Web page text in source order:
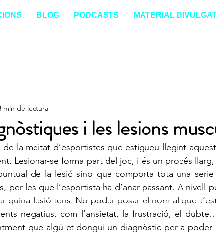
BLOG PODCASTS MATERIAL
i les lesions
min de lectura
la meitat d’esportistes que estigueu llegint
Lesionar-se forma part del joc, i és un procés
de la lesió sino que comporta tota una serie
per les que l’esportista ha d’anar passant. A nivell
quina lesió tens. No poder posar el nom al que
negatius, com l’ansietat, la frustració, el
que algú et dongui un diagnòstic per a poder